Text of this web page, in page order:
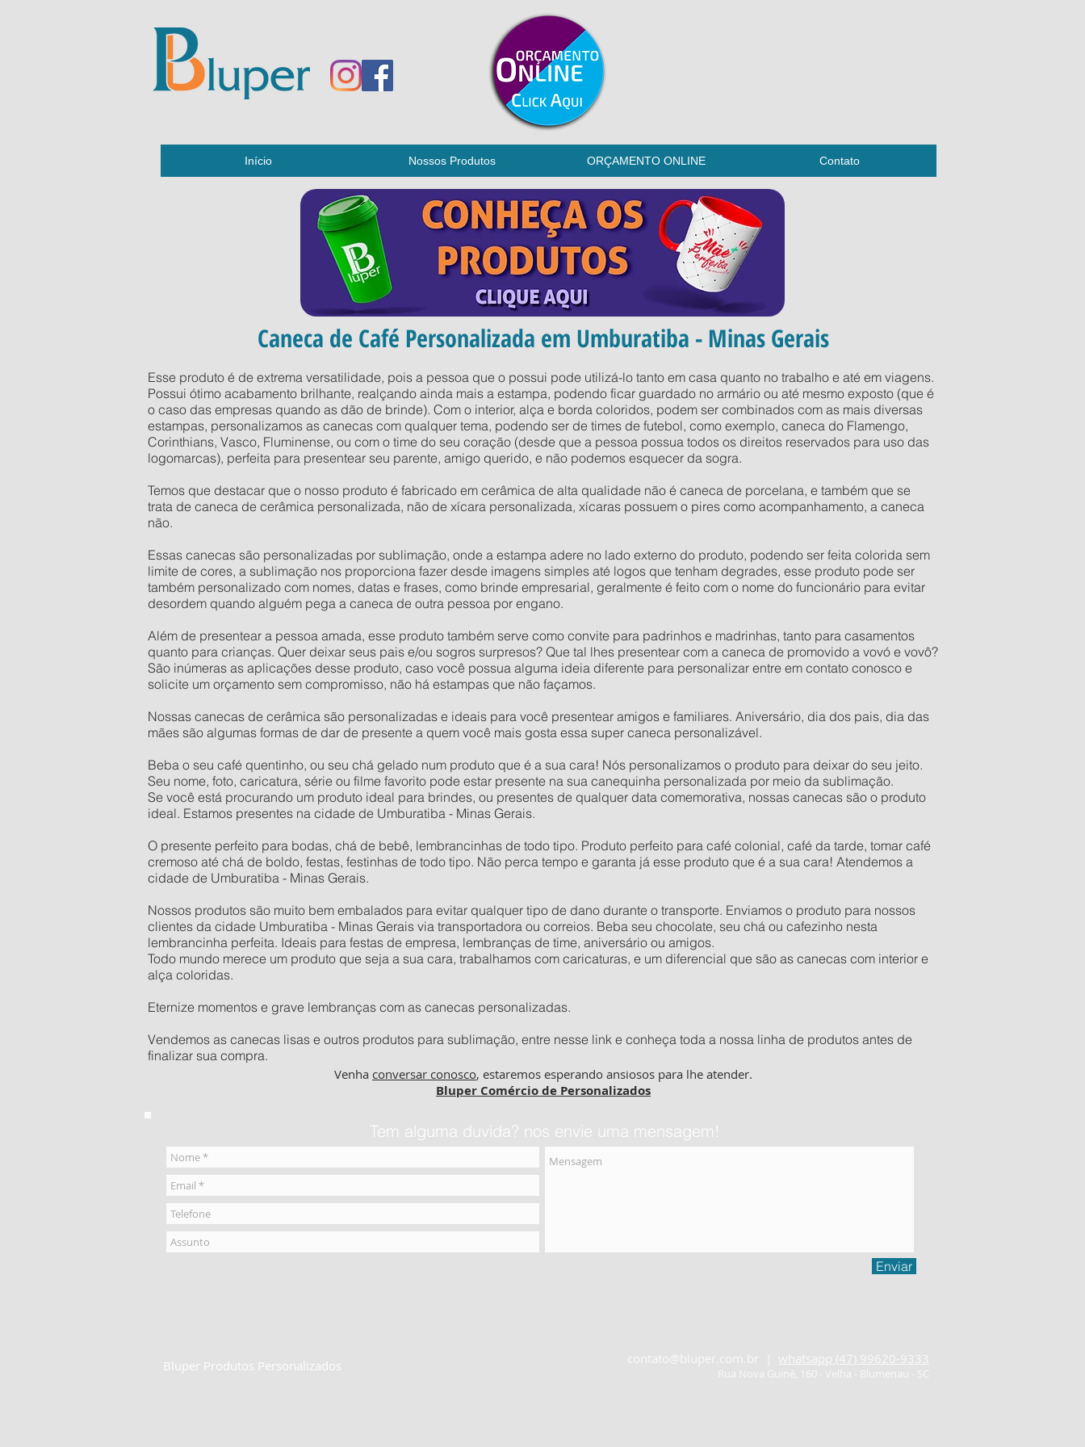
Início Nossos Produtos ORÇAMENTO ONLINE Contato
Caneca de Café Personalizada em Umburatiba - Minas Gerais
Esse produto é de extrema versatilidade, pois a pessoa que o possui pode utilizá-lo tanto em casa quanto no trabalho e até em viagens.
Possui ótimo acabamento brilhante, realçando ainda mais a estampa, podendo ficar guardado no armário ou até mesmo exposto (que é
o caso das empresas quando as dão de brinde). Com o interior, alça e borda coloridos, podem ser combinados com as mais diversas
estampas, personalizamos as canecas com qualquer tema, podendo ser de times de futebol, como exemplo, caneca do Flamengo,
Corinthians, Vasco, Fluminense, ou com o time do seu coração (desde que a pessoa possua todos os direitos reservados para uso das
logomarcas), perfeita para presentear seu parente, amigo querido, e não podemos esquecer da sogra.
Temos que destacar que o nosso produto é fabricado em cerâmica de alta qualidade não é caneca de porcelana, e também que se
trata de caneca de cerâmica personalizada, não de xícara personalizada, xícaras possuem o pires como acompanhamento, a caneca
não.
Essas canecas são personalizadas por sublimação, onde a estampa adere no lado externo do produto, podendo ser feita colorida sem
limite de cores, a sublimação nos proporciona fazer desde imagens simples até logos que tenham degrades, esse produto pode ser
também personalizado com nomes, datas e frases, como brinde empresarial, geralmente é feito com o nome do funcionário para evitar
desordem quando alguém pega a caneca de outra pessoa por engano.
Além de presentear a pessoa amada, esse produto também serve como convite para padrinhos e madrinhas, tanto para casamentos
quanto para crianças. Quer deixar seus pais e/ou sogros surpresos? Que tal lhes presentear com a caneca de promovido a vovó e vovô?
São inúmeras as aplicações desse produto, caso você possua alguma ideia diferente para personalizar entre em contato conosco e
solicite um orçamento sem compromisso, não há estampas que não façamos.
Nossas canecas de cerâmica são personalizadas e ideais para você presentear amigos e familiares. Aniversário, dia dos pais, dia das
mães são algumas formas de dar de presente a quem você mais gosta essa super caneca personalizável.
Beba o seu café quentinho, ou seu chá gelado num produto que é a sua cara! Nós personalizamos o produto para deixar do seu jeito.
Seu nome, foto, caricatura, série ou filme favorito pode estar presente na sua canequinha personalizada por meio da sublimação.
Se você está procurando um produto ideal para brindes, ou presentes de qualquer data comemorativa, nossas canecas são o produto
ideal. Estamos presentes na cidade de Umburatiba - Minas Gerais.
O presente perfeito para bodas, chá de bebê, lembrancinhas de todo tipo. Produto perfeito para café colonial, café da tarde, tomar café
cremoso até chá de boldo, festas, festinhas de todo tipo. Não perca tempo e garanta já esse produto que é a sua cara! Atendemos a
cidade de Umburatiba - Minas Gerais.
Nossos produtos são muito bem embalados para evitar qualquer tipo de dano durante o transporte. Enviamos o produto para nossos
clientes da cidade Umburatiba - Minas Gerais via transportadora ou correios. Beba seu chocolate, seu chá ou cafezinho nesta
lembrancinha perfeita. Ideais para festas de empresa, lembranças de time, aniversário ou amigos.
Todo mundo merece um produto que seja a sua cara, trabalhamos com caricaturas, e um diferencial que são as canecas com interior e
alça coloridas.
Eternize momentos e grave lembranças com as canecas personalizadas.
Vendemos as canecas lisas e outros produtos para sublimação, entre nesse link e conheça toda a nossa linha de produtos antes de
finalizar sua compra.
Venha conversar conosco, estaremos esperando ansiosos para lhe atender.
Bluper Comércio de Personalizados
Tem alguma duvida? nos envie uma mensagem!
Enviar
Bluper Produtos Personalizados contato@bluper.com.br whatsapp (47) 99620-9333
Rua Nova Guiné, 160 - Velha - Blumenau - SC